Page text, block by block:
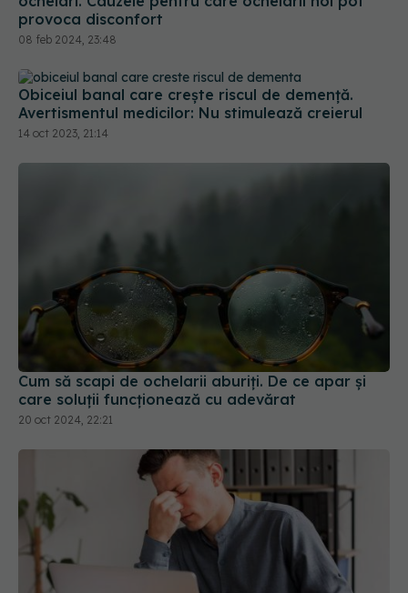
Obiceiul banal care crește riscul de demență.
Avertismentul medicilor: Nu stimulează creierul
14 oct 2023, 21:14
Cum să scapi de ochelarii aburiți. De ce apar și
care soluții funcționează cu adevărat
20 oct 2024, 22:21